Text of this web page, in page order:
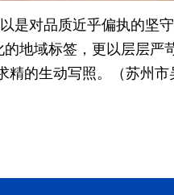
是对品质近乎偏执的坚
地域标签，更以层层
的生动写照。（苏州市